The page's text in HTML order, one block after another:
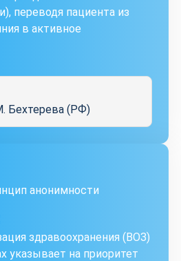
переводя пациента из
в активное
(РФ)
анонимности
здравоохранения (ВОЗ)
указывает на приоритет